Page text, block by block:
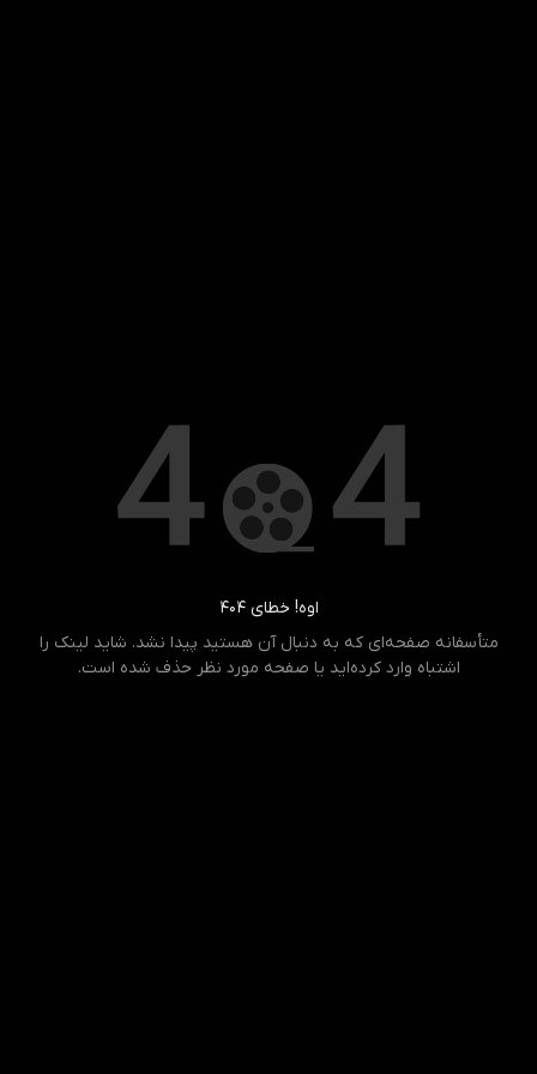
اوه! خطای ۴۰۴
متأسفانه صفحه‌ای که به دنبال آن هستید پیدا نشد. شاید لینک را
اشتباه وارد کرده‌اید یا صفحه مورد نظر حذف شده است.